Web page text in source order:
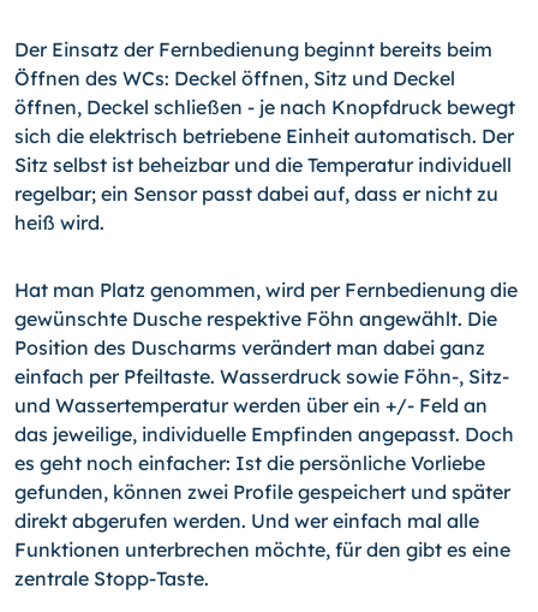
Der Einsatz der Fernbedienung beginnt bereits beim
Öffnen des WCs: Deckel öffnen, Sitz und Deckel
öffnen, Deckel schließen - je nach Knopfdruck bewegt
sich die elektrisch betriebene Einheit automatisch. Der
Sitz selbst ist beheizbar und die Temperatur individuell
regelbar; ein Sensor passt dabei auf, dass er nicht zu
heiß wird.
Hat man Platz genommen, wird per Fernbedienung die
gewünschte Dusche respektive Föhn angewählt. Die
Position des Duscharms verändert man dabei ganz
einfach per Pfeiltaste. Wasserdruck sowie Föhn-, Sitz-
und Wassertemperatur werden über ein +/- Feld an
das jeweilige, individuelle Empfinden angepasst. Doch
es geht noch einfacher: Ist die persönliche Vorliebe
gefunden, können zwei Profile gespeichert und später
direkt abgerufen werden. Und wer einfach mal alle
Funktionen unterbrechen möchte, für den gibt es eine
zentrale Stopp-Taste.